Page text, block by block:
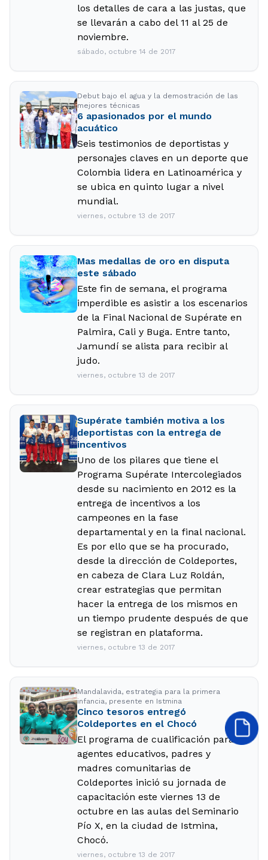
los detalles de cara a las justas, que
se llevarán a cabo del 11 al 25 de
noviembre.
sábado, octubre 14 de 2017
Debut bajo el agua y la demostración de las
mejores técnicas
6 apasionados por el mundo
acuático
Seis testimonios de deportistas y
personajes claves en un deporte que
Colombia lidera en Latinoamérica y
se ubica en quinto lugar a nivel
mundial.
viernes, octubre 13 de 2017
Mas medallas de oro en disputa
este sábado
Este fin de semana, el programa
imperdible es asistir a los escenarios
de la Final Nacional de Supérate en
Palmira, Cali y Buga. Entre tanto,
Jamundí se alista para recibir al
judo.
viernes, octubre 13 de 2017
Supérate también motiva a los
deportistas con la entrega de
incentivos
Uno de los pilares que tiene el
Programa Supérate Intercolegiados
desde su nacimiento en 2012 es la
entrega de incentivos a los
campeones en la fase
departamental y en la final nacional.
Es por ello que se ha procurado,
desde la dirección de Coldeportes,
en cabeza de Clara Luz Roldán,
crear estrategias que permitan
hacer la entrega de los mismos en
un tiempo prudente después de que
se registran en plataforma.
viernes, octubre 13 de 2017
Mandalavida, estrategia para la primera
infancia, presente en Istmina
Cinco tesoros entregó
Coldeportes en el Chocó
El programa de cualificación para
agentes educativos, padres y
madres comunitarias de
Coldeportes inició su jornada de
capacitación este viernes 13 de
octubre en las aulas del Seminario
Pío X, en la ciudad de Istmina,
Chocó.
viernes, octubre 13 de 2017